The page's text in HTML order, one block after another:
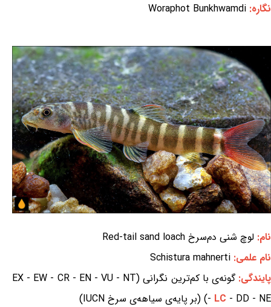
نگاره: Woraphot Bunkhwamdi
نام: لوچ شنی دم‌سرخ Red-tail sand loach
نام علمی: Schistura mahnerti
پایندگی:
گونه‌ی با کم‌ترین نگرانی (EX - EW - CR - EN - VU - NT
- LC - DD - NE) (بر پایه‌ی سیاهه‌ی سرخ IUCN)